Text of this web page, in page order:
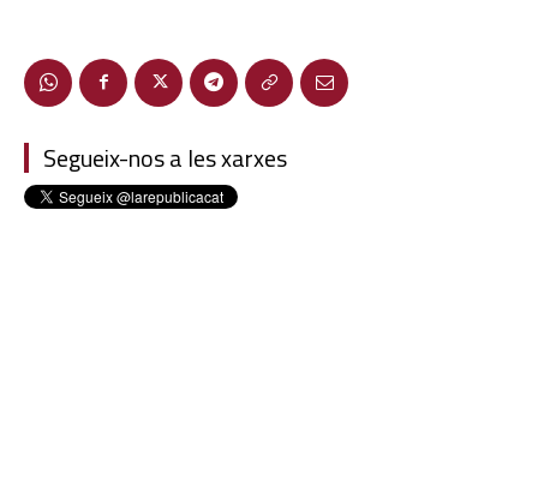
Segueix-nos a les xarxes